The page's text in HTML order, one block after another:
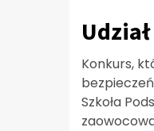
Konkurs,
Szkoła